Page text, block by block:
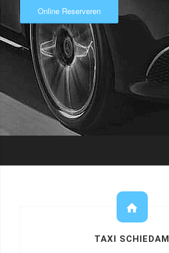
Online Reserveren
TAXI SCHIEDAM